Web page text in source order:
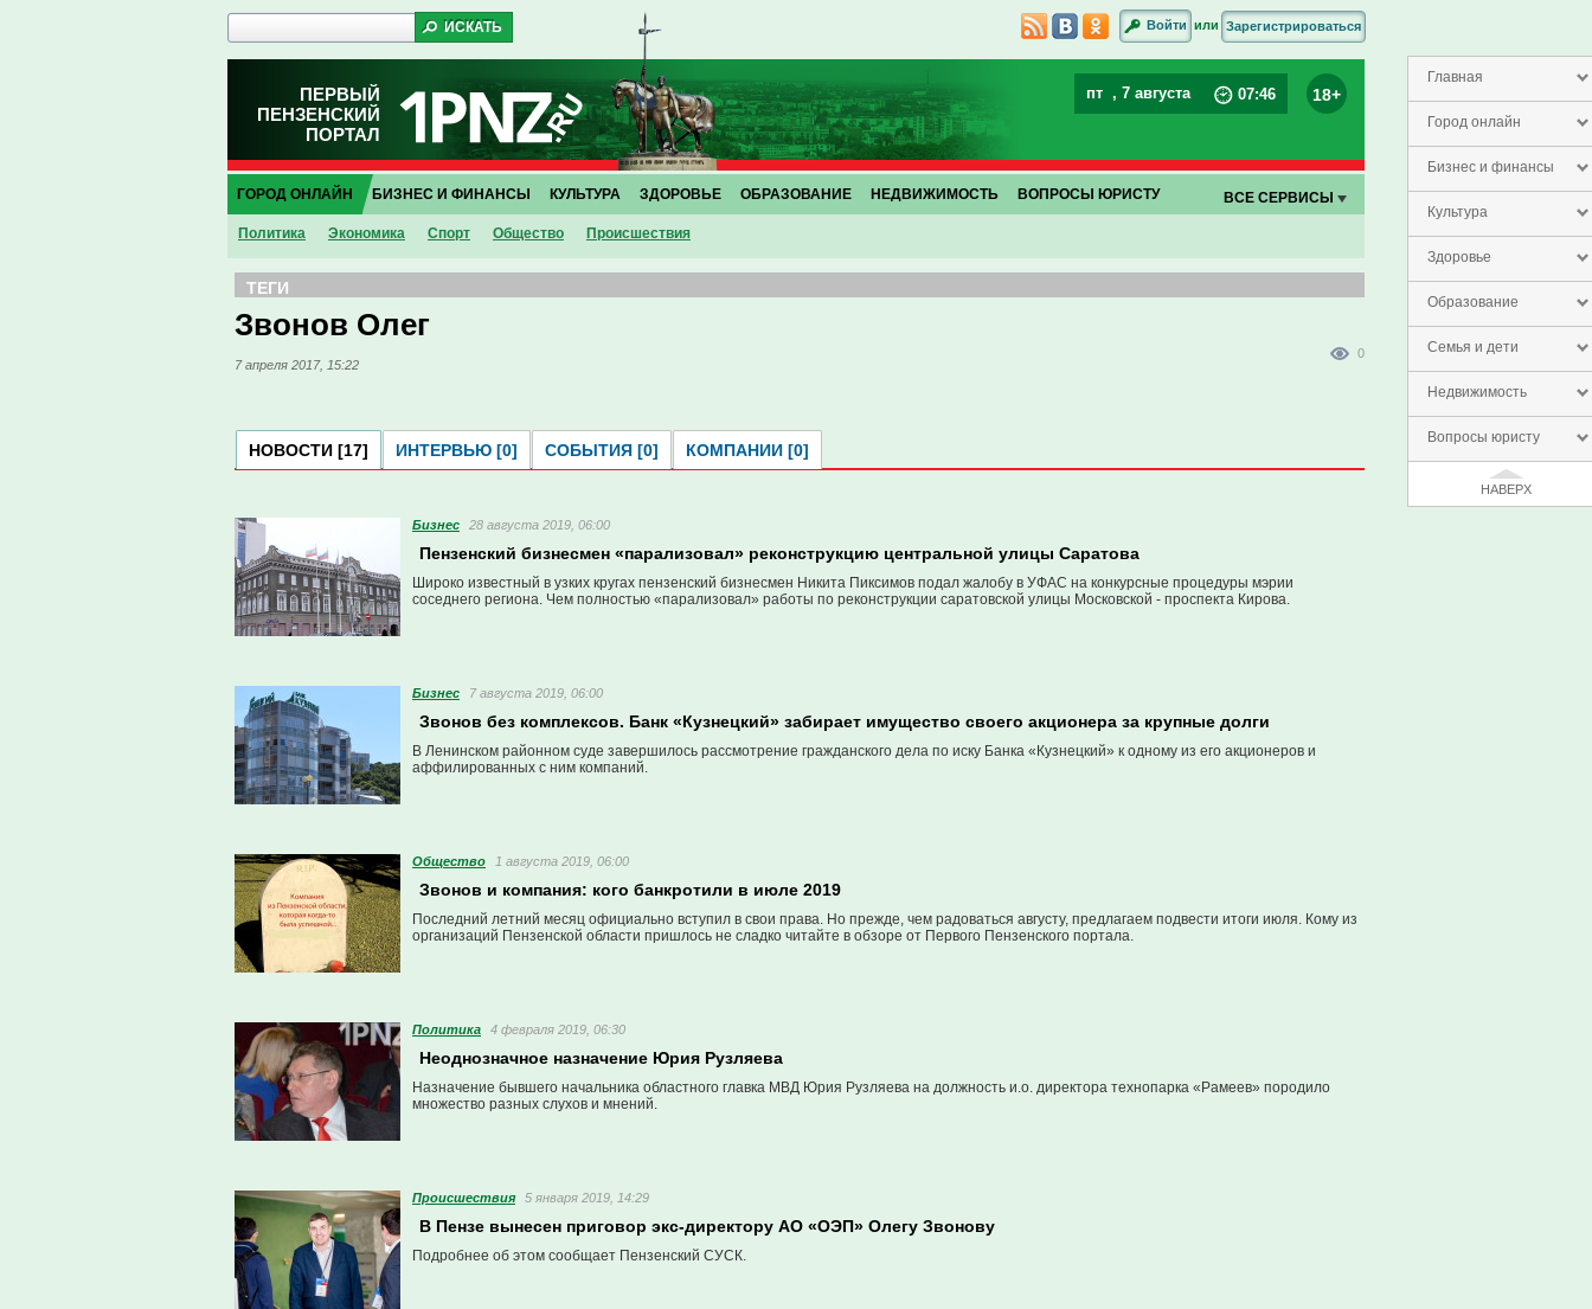
Главная
Город онлайн
Бизнес и финансы
Культура
Здоровье
Образование
Семья и дети
Недвижимость
Вопросы юристу
НАВЕРХ
Войти или Зарегистрироваться
ПЕРВЫЙ
ПЕНЗЕНСКИЙ
ПОРТАЛ
пт , 7 августа 07:46 18+
ГОРОД ОНЛАЙН
Политика Экономика Спорт Общество Проиcшествия
БИЗНЕС И ФИНАНСЫ КУЛЬТУРА ЗДОРОВЬЕ ОБРАЗОВАНИЕ НЕДВИЖИМОСТЬ ВОПРОСЫ ЮРИСТУ ВСЕ СЕРВИСЫ
ТЕГИ
Звонов Олег
7 апреля 2017, 15:22
0
НОВОСТИ [17] ИНТЕРВЬЮ [0] СОБЫТИЯ [0] КОМПАНИИ [0]
Бизнес 28 августа 2019, 06:00
Пензенский бизнесмен «парализовал» реконструкцию центральной улицы Саратова
Широко известный в узких кругах пензенский бизнесмен Никита Пиксимов подал жалобу в УФАС на конкурсные процедуры мэрии
соседнего региона. Чем полностью «парализовал» работы по реконструкции саратовской улицы Московской - проспекта Кирова.
Бизнес 7 августа 2019, 06:00
Звонов без комплексов. Банк «Кузнецкий» забирает имущество своего акционера за крупные долги
В Ленинском районном суде завершилось рассмотрение гражданского дела по иску Банка «Кузнецкий» к одному из его акционеров и
аффилированных с ним компаний.
Общество 1 августа 2019, 06:00
Звонов и компания: кого банкротили в июле 2019
Последний летний месяц официально вступил в свои права. Но прежде, чем радоваться августу, предлагаем подвести итоги июля. Кому из
организаций Пензенской области пришлось не сладко читайте в обзоре от Первого Пензенского портала.
Политика 4 февраля 2019, 06:30
Неоднозначное назначение Юрия Рузляева
Назначение бывшего начальника областного главка МВД Юрия Рузляева на должность и.о. директора технопарка «Рамеев» породило
множество разных слухов и мнений.
Проиcшествия 5 января 2019, 14:29
В Пензе вынесен приговор экс-директору АО «ОЭП» Олегу Звонову
Подробнее об этом сообщает Пензенский СУСК.